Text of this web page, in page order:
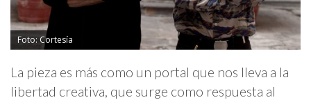
Foto: Cortesía
La pieza es más como un portal que nos lleva a la
libertad creativa, que surge como respuesta al